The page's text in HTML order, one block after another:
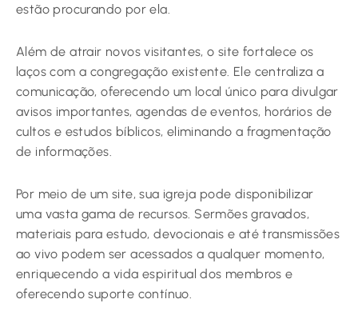
estão procurando por ela.
Além de atrair novos visitantes, o site fortalece os
laços com a congregação existente. Ele centraliza a
comunicação, oferecendo um local único para divulgar
avisos importantes, agendas de eventos, horários de
cultos e estudos bíblicos, eliminando a fragmentação
de informações.
Por meio de um site, sua igreja pode disponibilizar
uma vasta gama de recursos. Sermões gravados,
materiais para estudo, devocionais e até transmissões
ao vivo podem ser acessados a qualquer momento,
enriquecendo a vida espiritual dos membros e
oferecendo suporte contínuo.